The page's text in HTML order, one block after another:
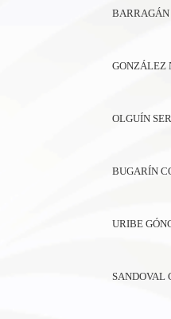
BARRAGÁN
GONZÁLEZ NAVA
OLGUÍN SERNA JULIA
BUGARÍN CORTÉS
URIBE GÓNGORA
SANDOVAL CARDONA